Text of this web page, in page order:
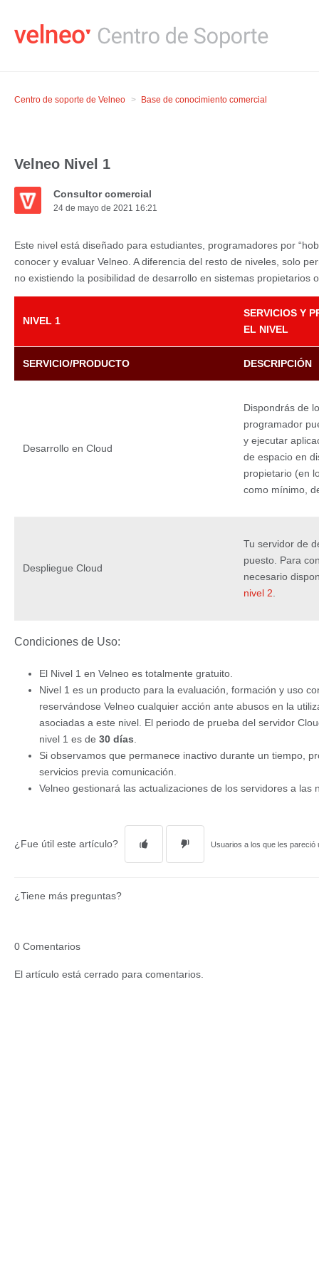
Centro de soporte de Velneo Base de conocimiento comercial
Velneo Nivel 1
Consultor comercial
24 de mayo de 2021 16:21
Este nivel está diseñado para estudiantes, programadores por
conocer y evaluar Velneo. A diferencia del resto de niveles, solo
no existiendo la posibilidad de desarrollo en sistemas propietarios
NIVEL 1
SERVICIOS Y
EL NIVEL
SERVICIO/PRODUCTO DESCRIPCIÓN
Desarrollo en Cloud
Dispondrás de
programador
y ejecutar
de espacio en
propietario (en
como mínimo,
Despliegue Cloud
Tu servidor de
puesto. Para
necesario
nivel 2
Condiciones de Uso:
El Nivel 1 en Velneo es totalmente gratuito.
Nivel 1 es un producto para la evaluación, formación y uso
reservándose Velneo cualquier acción ante abusos en la
asociadas a este nivel. El periodo de prueba del servidor
nivel 1 es de 30 días.
Si observamos que permanece inactivo durante un tiempo,
servicios previa comunicación.
Velneo gestionará las actualizaciones de los servidores a las
¿Fue útil este artículo? Usuarios a los que les pareció
¿Tiene más preguntas?
0 Comentarios
El artículo está cerrado para comentarios.